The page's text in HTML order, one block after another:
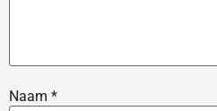
Naam *